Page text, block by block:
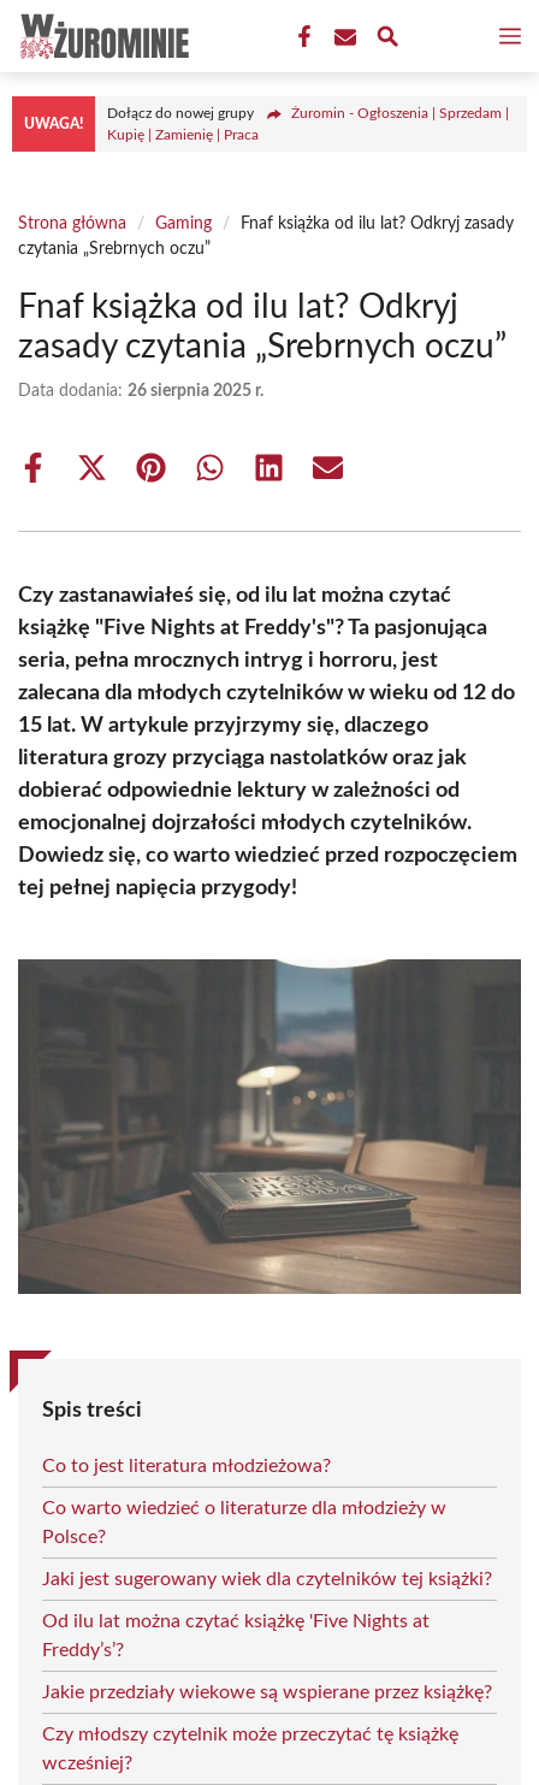
Przejdź
treści
UWAGA!
Dołącz do nowej grupy
Żuromin - Ogłoszenia | Sprzedam |
Kupię | Zamienię | Praca
Strona główna / Gaming /
Fnaf książka od ilu lat? Odkryj zasady
czytania „Srebrnych oczu”
Fnaf książka od ilu lat? Odkryj
zasady czytania „Srebrnych oczu”
Data dodania: 26 sierpnia 2025 r.
Share
Share
(Twitter)
Share Share Share Share
Czy zastanawiałeś się, od ilu lat można czytać
książkę "Five Nights at Freddy's"? Ta pasjonująca
seria, pełna mrocznych intryg i horroru, jest
zalecana dla młodych czytelników w wieku od 12 do
15 lat. W artykule przyjrzymy się, dlaczego
literatura grozy przyciąga nastolatków oraz jak
dobierać odpowiednie lektury w zależności od
emocjonalnej dojrzałości młodych czytelników.
Dowiedz się, co warto wiedzieć przed rozpoczęciem
tej pełnej napięcia przygody!
Spis treści
Co to jest literatura młodzieżowa?
Co warto wiedzieć o literaturze dla młodzieży w
Polsce?
Jaki jest sugerowany wiek dla czytelników tej książki?
Od ilu lat można czytać książkę 'Five Nights at
Freddy’s’?
Jakie przedziały wiekowe są wspierane przez książkę?
Czy młodszy czytelnik może przeczytać tę książkę
wcześniej?